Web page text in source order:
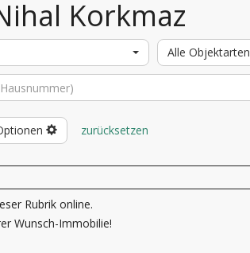
Korkmaz
Alle Objektarten
zurücksetzen
Rubrik online.
Wunsch-Immobilie!